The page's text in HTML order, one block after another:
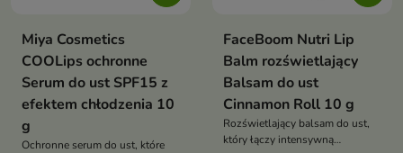
Miya Cosmetics
COOLips ochronne
Serum do ust SPF15 z
efektem chłodzenia 10
g
Ochronne serum do ust, które
FaceBoom Nutri Lip
Balm rozświetlający
Balsam do ust
Cinnamon Roll 10 g
Rozświetlający balsam do ust,
który łączy intensywną